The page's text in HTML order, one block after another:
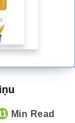
Min Read